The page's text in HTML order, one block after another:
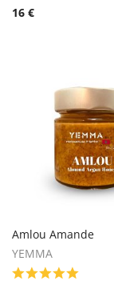
16 €
Amlou Amande
YEMMA